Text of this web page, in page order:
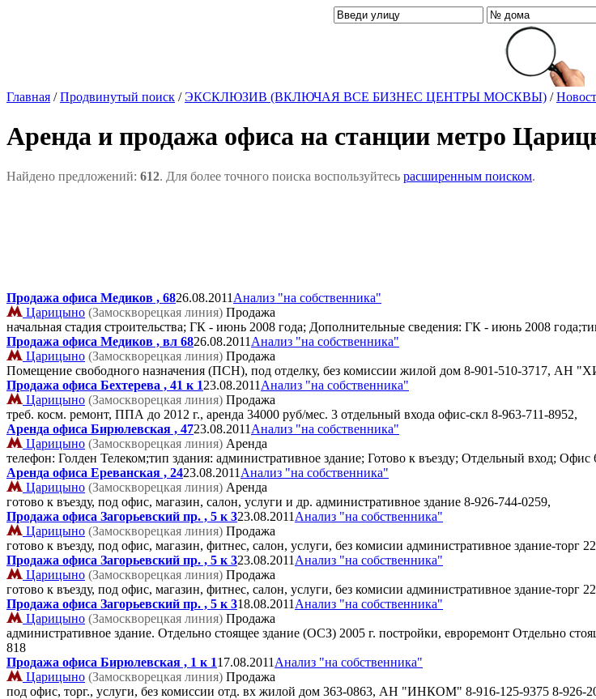
Главная /Продвинутый поиск /ЭКСКЛЮЗИВ (ВКЛЮЧАЯ ВСЕ БИЗНЕС ЦЕНТРЫ МОСКВЫ) /
Аренда и продажа офиса на станции метро
Найдено предложений: 612. Для более точного поиска воспользуйтесь расширенным поиском.
Продажа офиса Медиков , 6826.08.2011 Анализ "на собственника"
Царицыно (Замоскворецкая линия) Продажа
начальная стадия строительства; ГК - июнь 2008 года; Дополнительные сведения: ГК - июнь 2008
Продажа офиса Медиков , вл 6826.08.2011 Анализ "на собственника"
Царицыно (Замоскворецкая линия) Продажа
Помещение свободного назначения (ПСН), под отделку, без комиссии жилой дом 8-901-510-3717, АН
Продажа офиса Бехтерева , 41 к 123.08.2011 Анализ "на собственника"
Царицыно (Замоскворецкая линия) Продажа
треб. косм. ремонт, ППА до 2012 г., аренда 34000 руб/мес. 3 отдельный входа офис-скл 8-963-711-8952,
Аренда офиса Бирюлевская , 4723.08.2011 Анализ "на собственника"
Царицыно (Замоскворецкая линия) Аренда
телефон: Голден Телеком;тип здания: административное здание; Готово к въезду; Отдельный вход; Офис
Аренда офиса Ереванская , 2423.08.2011 Анализ "на собственника"
Царицыно (Замоскворецкая линия) Аренда
готово к въезду, под офис, магазин, салон, услуги и др. административное здание 8-926-744-0259,
Продажа офиса Загорьевский пр. , 5 к 323.08.2011 Анализ "на собственника"
Царицыно (Замоскворецкая линия) Продажа
готово к въезду, под офис, магазин, фитнес, салон, услуги, без комисии административное здание-торг
Продажа офиса Загорьевский пр. , 5 к 323.08.2011 Анализ "на собственника"
Царицыно (Замоскворецкая линия) Продажа
готово к въезду, под офис, магазин, фитнес, салон, услуги, без комисии административное здание-торг
Продажа офиса Загорьевский пр. , 5 к 318.08.2011 Анализ "на собственника"
Царицыно (Замоскворецкая линия) Продажа
административное здание. Отдельно стоящее здание (OCЗ) 2005 г. постройки, евроремонт Отдельно
818
Продажа офиса Бирюлевская , 1 к 117.08.2011 Анализ "на собственника"
Царицыно (Замоскворецкая линия) Продажа
под офис, торг., услуги, без комиссии отд. вх жилой дом 363-0863, АН "ИНКОМ" 8-916-125-9375 8-926-